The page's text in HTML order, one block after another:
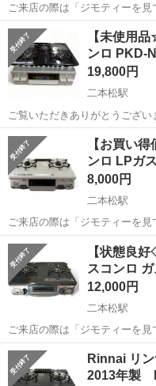
ご来店の際は「ジモティーを
＊＊ ＊ ＊＊ ＊ ＊＊ Rinnai リンナイ ガスコンロ LPガス
福島 二本松市 二本松
【未使用
ンロ PKD-
19,800円
二本松駅
ご覧いただきありがとうございます パロマ ビルトインコン
N36S ガスコンロ LPガス シルバー
明〜 型番 : PKD-N36S 年式 :
福島 二本松市 二本松
【お買い
ンロ LPガ
8,000円
二本松駅
ご来店の際は「ジモティーを
＊＊ ＊ ＊＊ ＊ ＊＊ Rinnai リンナイ ガスコンロ LPガス
福島 二本松市 二本松
【状態良
スコンロ
12,000円
二本松駅
ご来店の際は「ジモティーを
＊＊ ＊ ＊＊ ＊ ＊＊ ご覧いただきありがとうございます！ •メ
ーカー: リンナイ •型番:
福島 二本松駅
Rinnai リ
2013年製